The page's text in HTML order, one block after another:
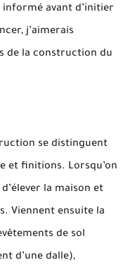
avant d’initier
j’aimerais
de la construction du
se distinguent
et finitions. Lorsqu’on
la maison et
Viennent ensuite la
de sol
d’une dalle),